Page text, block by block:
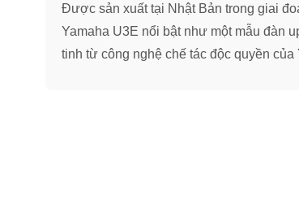
Được sản xuất tại Nhật Bản trong giai
Yamaha U3E nổi bật như một mẫu đàn
tinh từ công nghệ chế tác độc quyền của